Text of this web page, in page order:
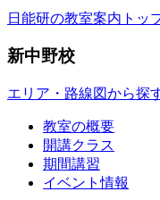
日能研の教室案内トッ
新中野校
エリア・路線図から探
教室の概要
開講クラス
期間講習
イベント情報